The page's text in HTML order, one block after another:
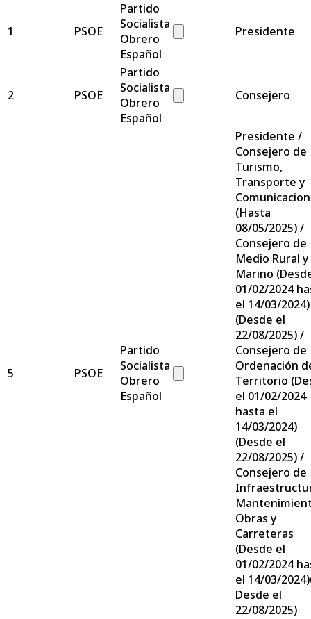
1 PSOE
Partido
Socialista
Obrero
Español
Presidente
2 PSOE
Partido
Socialista
Obrero
Español
Consejero
5 PSOE
Partido
Socialista
Obrero
Español
Presidente /
Consejero de
Turismo,
Transporte y
(Hasta
08/05/2025) /
Consejero de
Medio Rural y
Marino
01/02/2024
el 14/03/2024)
(Desde el
22/08/2025) /
Consejero de
Ordenación
Territorio
el 01/02/2024
hasta el
14/03/2024)
(Desde el
22/08/2025) /
Consejero de
Obras y
Carreteras
(Desde el
01/02/2024
el 14/03/
Desde el
22/08/2025)